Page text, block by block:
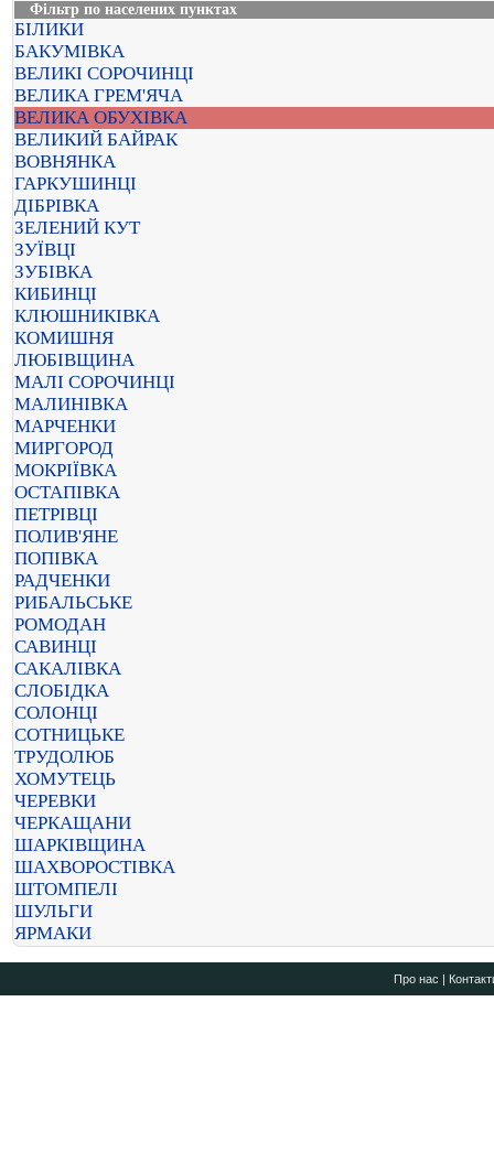
Фільтр по населених пунктах
БІЛИКИ
БАКУМІВКА
ВЕЛИКІ СОРОЧИНЦІ
ВЕЛИКА ГРЕМ'ЯЧА
ВЕЛИКА ОБУХІВКА
ВЕЛИКИЙ БАЙРАК
ВОВНЯНКА
ГАРКУШИНЦІ
ДІБРІВКА
ЗЕЛЕНИЙ КУТ
ЗУЇВЦІ
ЗУБІВКА
КИБИНЦІ
КЛЮШНИКІВКА
КОМИШНЯ
ЛЮБІВЩИНА
МАЛІ СОРОЧИНЦІ
МАЛИНІВКА
МАРЧЕНКИ
МИРГОРОД
МОКРІЇВКА
ОСТАПІВКА
ПЕТРІВЦІ
ПОЛИВ'ЯНЕ
ПОПІВКА
РАДЧЕНКИ
РИБАЛЬСЬКЕ
РОМОДАН
САВИНЦІ
САКАЛІВКА
СЛОБІДКА
СОЛОНЦІ
СОТНИЦЬКЕ
ТРУДОЛЮБ
ХОМУТЕЦЬ
ЧЕРЕВКИ
ЧЕРКАЩАНИ
ШАРКІВЩИНА
ШАХВОРОСТІВКА
ШТОМПЕЛІ
ШУЛЬГИ
ЯРМАКИ
Про нас |